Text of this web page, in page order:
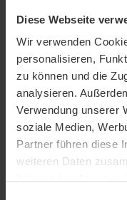
Diese Webseite
Wir verwenden
personalisieren,
zu können und die
analysieren.
Verwendung unserer
soziale Medien,
Partner führen diese
weiteren Daten
Preis21,50 €
71,67 €/ 1 L
In den Warenkorb